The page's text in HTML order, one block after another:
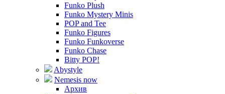
Funko Plush
Funko Mystery Minis
POP and Tee
Funko Figures
Funko Funkoverse
Funko Chase
Bitty POP!
Abystyle
Nemesis now
Архив